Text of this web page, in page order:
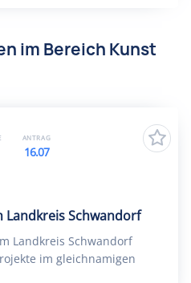
im Bereich Kunst
Schwandorf
Landkreis Schwandorf
im gleichnamigen
ANTRAG
16.07